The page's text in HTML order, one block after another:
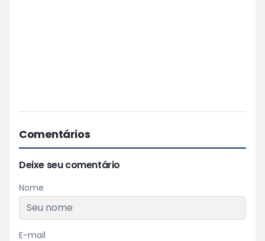
Comentários
Deixe seu comentário
Nome
E-mail